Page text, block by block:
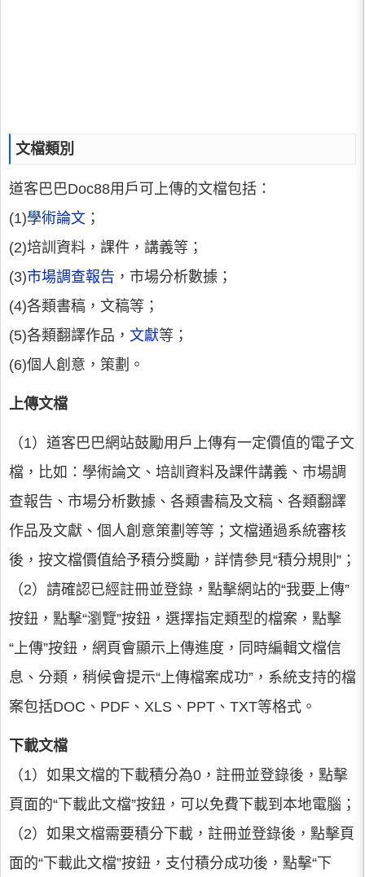
文檔類別
道客巴巴Doc88用戶可上傳的文檔包括：
(1)學術論文 ；
(2)培訓資料，課件，講義等；
(3)市場調查報告 ，市場分析數據；
(4)各類書稿，文稿等；
(5)各類翻譯作品， 文獻等；
(6)個人創意，策劃。
上傳文檔
（1）道客巴巴網站鼓勵用戶上傳有一定價值的電子文
檔，比如：學術論文、培訓資料及課件講義、市場調
查報告、市場分析數據、各類書稿及文稿、各類翻譯
作品及文獻、個人創意策劃等等；文檔通過系統審核
後，按文檔價值給予積分獎勵，詳情參見“積分規則”；
（2）請確認已經註冊並登錄，點擊網站的“我要上傳”
按鈕，點擊“瀏覽”按鈕，選擇指定類型的檔案，點擊
“上傳”按鈕，網頁會顯示上傳進度，同時編輯文檔信
息、分類，稍候會提示“上傳檔案成功”，系統支持的檔
案包括DOC、PDF、XLS、PPT、TXT等格式。
下載文檔
（1）如果文檔的下載積分為0，註冊並登錄後，點擊
頁面的“下載此文檔”按鈕，可以免費下載到本地電腦；
（2）如果文檔需要積分下載，註冊並登錄後，點擊頁
面的“下載此文檔”按鈕，支付積分成功後，點擊“下